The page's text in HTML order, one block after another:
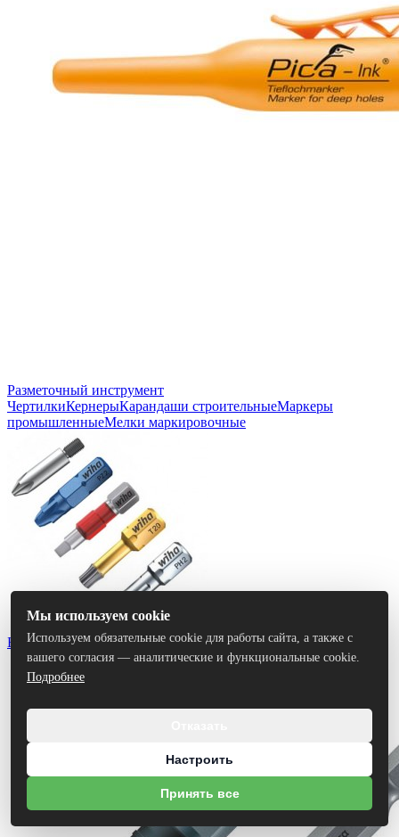
Разметочный инструмент
ЧертилкиКернерыКарандаши строительныеМаркеры
промышленныеМелки маркировочные
Биты
Мы используем cookie
Используем обязательные cookie для работы сайта, а также с
вашего согласия — аналитические и функциональные cookie.
Подробнее
Настроить
Принять все